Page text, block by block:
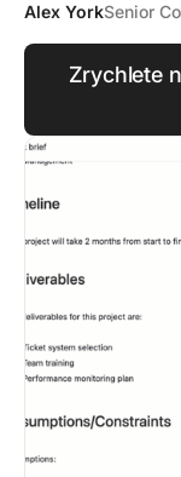
Alex YorkSenior
Zrychlete